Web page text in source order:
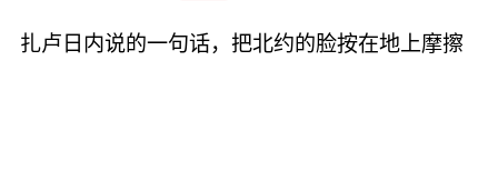
扎卢日内说的一句话，把北约的脸按在地上摩擦